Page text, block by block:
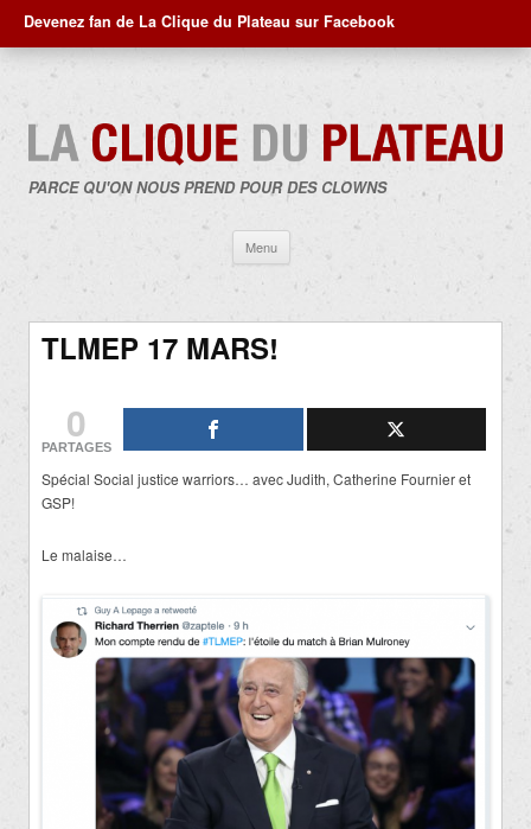
Devenez fan de La Clique du Plateau sur Facebook
PARCE QU'ON NOUS PREND POUR DES CLOWNS
Menu
contenu
TLMEP 17 MARS!
0
PARTAGES
Spécial Social justice warriors… avec Judith, Catherine Fournier et
GSP!
Le malaise…